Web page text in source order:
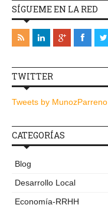
SÍGUEME EN LA RED
TWITTER
Tweets by MunozParreno
CATEGORÍAS
Blog
Desarrollo Local
Economía-RRHH